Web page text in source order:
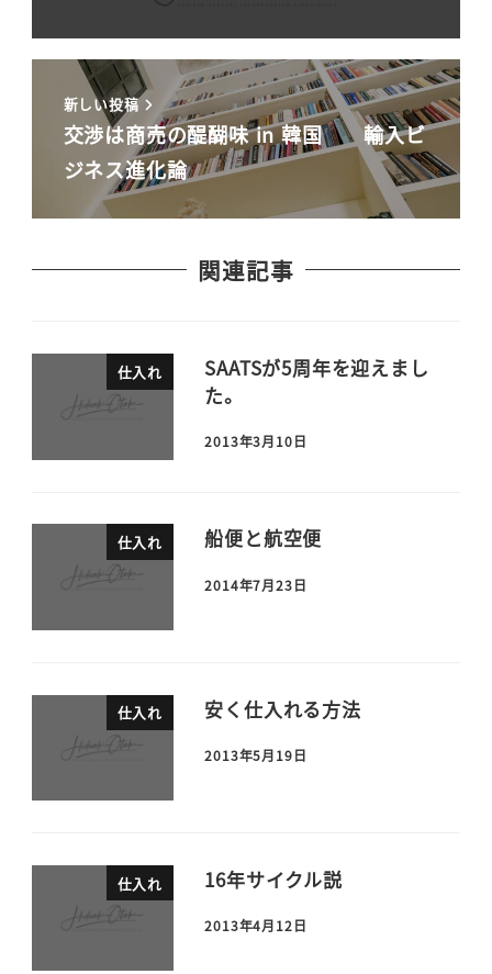
新しい投稿
交渉は商売の醍醐味 in 韓国 輸入ビ
ジネス進化論
関連記事
仕入れ
SAATSが5周年を迎えまし
た。
2013年3月10日
仕入れ 船便と航空便
2014年7月23日
仕入れ 安く仕入れる方法
2013年5月19日
仕入れ 16年サイクル説
2013年4月12日